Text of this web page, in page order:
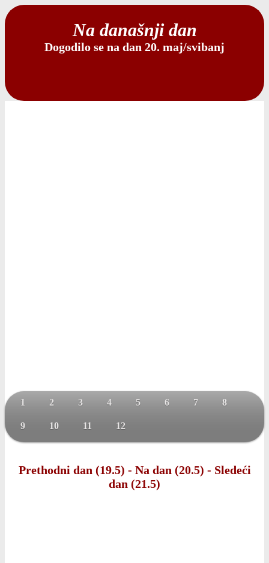
Na današnji dan
Dogodilo se na dan 20. maj/svibanj
1 2 3 4 5 6 7 8
9 10 11 12
Prethodni dan (19.5) - Na dan (20.5) - Sledeći
dan (21.5)